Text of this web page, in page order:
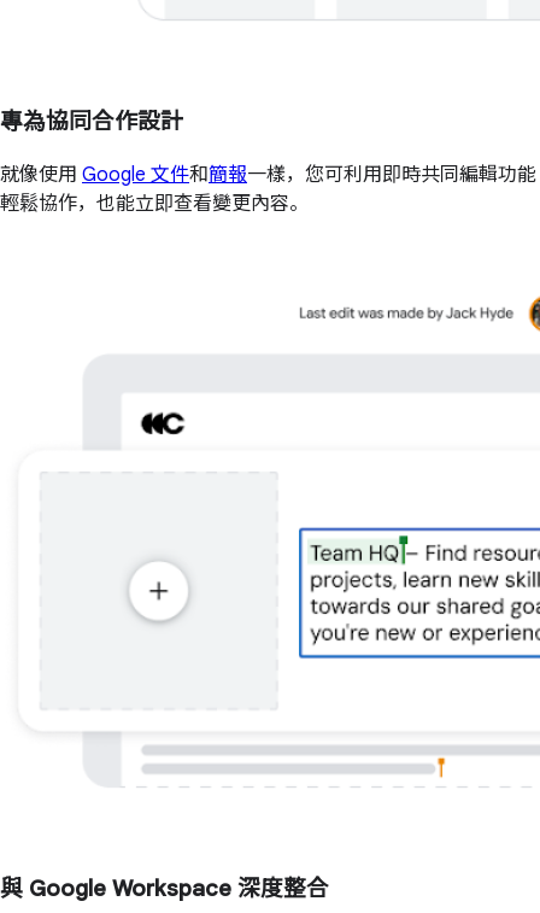
專為協同合作設計
就像使用 Google 文件和簡報一樣，您可利用即時共同編輯功能
輕鬆協作，也能立即查看變更內容。
與 Google Workspace 深度整合